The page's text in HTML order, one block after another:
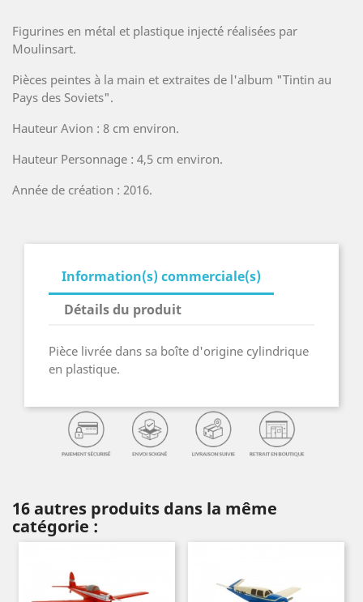
Figurines en métal et plastique injecté réalisées par
Moulinsart.
Pièces peintes à la main et extraites de l'album "Tintin au
Pays des Soviets".
Hauteur Avion : 8 cm environ.
Hauteur Personnage : 4,5 cm environ.
Année de création : 2016.
Information(s) commerciale(s)
Détails du produit
Pièce livrée dans sa boîte d'origine cylindrique
en plastique.
16 autres produits dans la même
catégorie :